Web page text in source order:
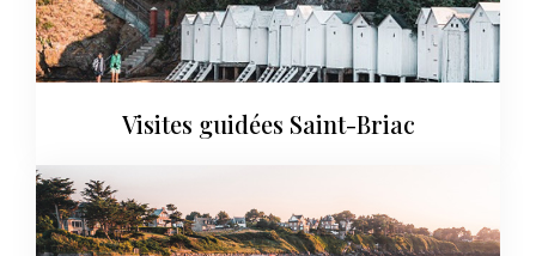
Visites guidées Saint-Briac